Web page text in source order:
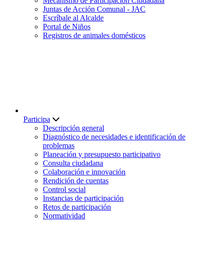
Juntas de Acción Comunal - JAC
Escríbale al Alcalde
Portal de Niños
Registros de animales domésticos
Participa
Descripción general
Diagnóstico de necesidades e identificación de
problemas
Planeación y presupuesto participativo
Consulta ciudadana
Colaboración e innovación
Rendición de cuentas
Control social
Instancias de participación
Retos de participación
Normatividad